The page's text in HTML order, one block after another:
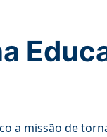
a missão de